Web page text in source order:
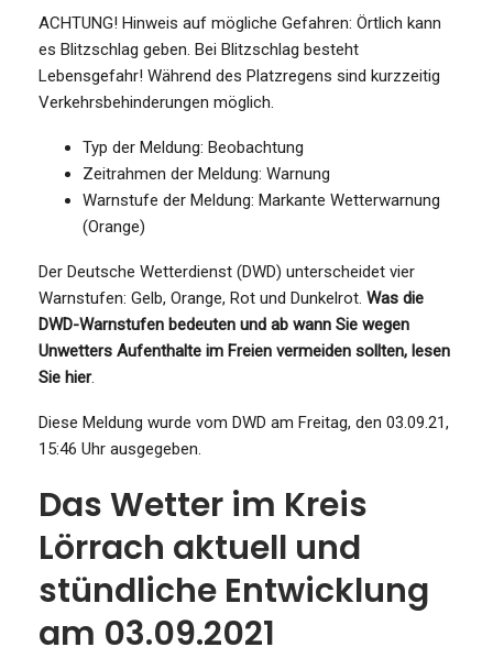
ACHTUNG! Hinweis auf mögliche Gefahren: Örtlich kann
es Blitzschlag geben. Bei Blitzschlag besteht
Lebensgefahr! Während des Platzregens sind kurzzeitig
Verkehrsbehinderungen möglich.
Typ der Meldung: Beobachtung
Zeitrahmen der Meldung: Warnung
Warnstufe der Meldung: Markante Wetterwarnung
(Orange)
Der Deutsche Wetterdienst (DWD) unterscheidet vier
Warnstufen: Gelb, Orange, Rot und Dunkelrot. Was die
DWD-Warnstufen bedeuten und ab wann Sie wegen
Unwetters Aufenthalte im Freien vermeiden sollten, lesen
Sie hier.
Diese Meldung wurde vom DWD am Freitag, den 03.09.21,
15:46 Uhr ausgegeben.
Das Wetter im Kreis
Lörrach aktuell und
stündliche Entwicklung
am 03.09.2021